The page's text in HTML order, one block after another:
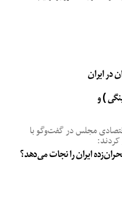
در ایران
) و
مجلس در گفت‌وگو با
کردند:
بحران‌زده ایران را نجات می‌دهد؟